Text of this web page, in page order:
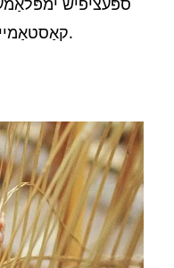
קאַסטאַמייזד דאַרף אין דער ערשטער מאָל.